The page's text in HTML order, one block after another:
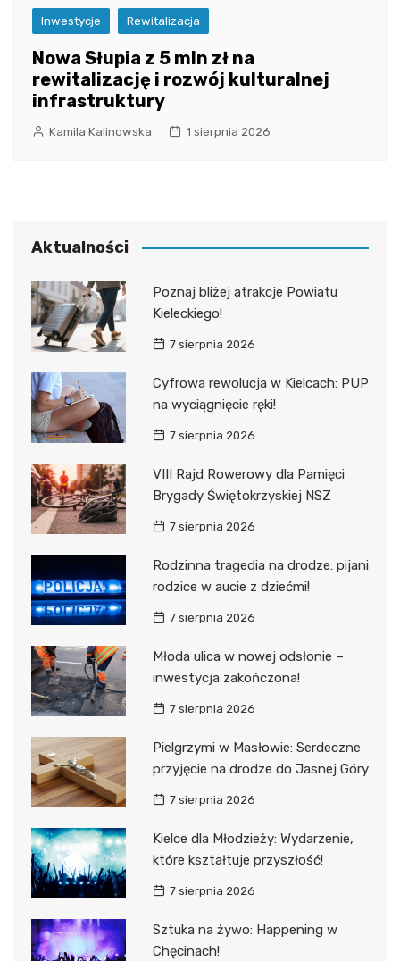
Inwestycje Rewitalizacja
Nowa Słupia z 5 mln zł na
rewitalizację i rozwój kulturalnej
infrastruktury
Kamila Kalinowska 1 sierpnia 2026
Aktualności
Poznaj bliżej atrakcje Powiatu
Kieleckiego!
7 sierpnia 2026
Cyfrowa rewolucja w Kielcach: PUP
na wyciągnięcie ręki!
7 sierpnia 2026
VIII Rajd Rowerowy dla Pamięci
Brygady Świętokrzyskiej NSZ
7 sierpnia 2026
Rodzinna tragedia na drodze: pijani
rodzice w aucie z dziećmi!
7 sierpnia 2026
Młoda ulica w nowej odsłonie –
inwestycja zakończona!
7 sierpnia 2026
Pielgrzymi w Masłowie: Serdeczne
przyjęcie na drodze do Jasnej Góry
7 sierpnia 2026
Kielce dla Młodzieży: Wydarzenie,
które kształtuje przyszłość!
7 sierpnia 2026
Sztuka na żywo: Happening w
Chęcinach!